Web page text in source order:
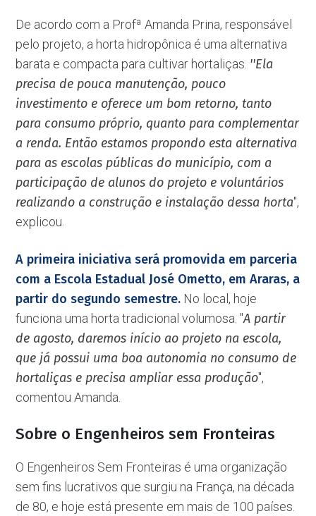
De acordo com a Profª Amanda Prina, responsável
pelo projeto, a horta hidropônica é uma alternativa
barata e compacta para cultivar hortaliças. ''Ela
precisa de pouca manutenção, pouco
investimento e oferece um bom retorno, tanto
para consumo próprio, quanto para complementar
a renda. Então estamos propondo esta alternativa
para as escolas públicas do município, com a
participação de alunos do projeto e voluntários
realizando a construção e instalação dessa horta'',
explicou.
A primeira iniciativa será promovida em parceria
com a Escola Estadual José Ometto, em Araras, a
partir do segundo semestre. No local, hoje
funciona uma horta tradicional volumosa. ''A partir
de agosto, daremos início ao projeto na escola,
que já possui uma boa autonomia no consumo de
hortaliças e precisa ampliar essa produção'',
comentou Amanda.
Sobre o Engenheiros sem Fronteiras
O Engenheiros Sem Fronteiras é uma organização
sem fins lucrativos que surgiu na França, na década
de 80, e hoje está presente em mais de 100 países.